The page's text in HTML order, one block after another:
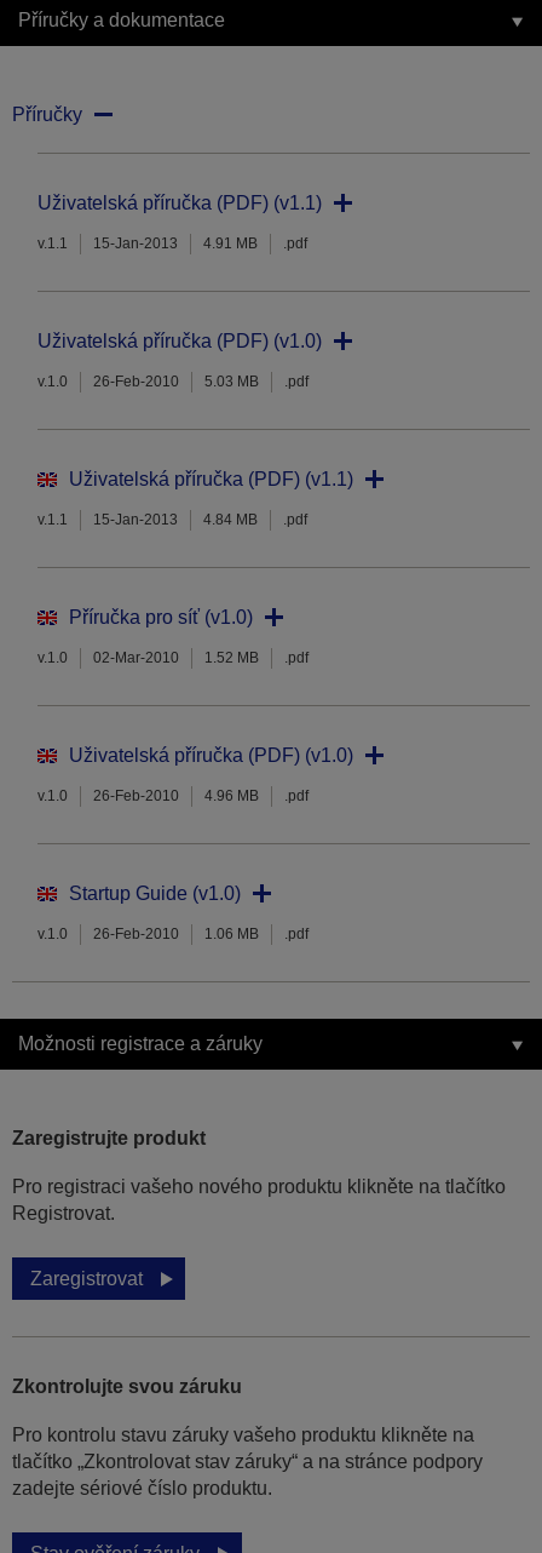
Příručky a dokumentace
Příručky
Uživatelská příručka (PDF) (v1.1)
v.1.1 15-Jan-2013 4.91 MB .pdf
Uživatelská příručka (PDF) (v1.0)
v.1.0 26-Feb-2010 5.03 MB .pdf
Uživatelská příručka (PDF) (v1.1)
v.1.1 15-Jan-2013 4.84 MB .pdf
Příručka pro síť (v1.0)
v.1.0 02-Mar-2010 1.52 MB .pdf
Uživatelská příručka (PDF) (v1.0)
v.1.0 26-Feb-2010 4.96 MB .pdf
Startup Guide (v1.0)
v.1.0 26-Feb-2010 1.06 MB .pdf
Možnosti registrace a záruky
Zaregistrujte produkt
Pro registraci vašeho nového produktu klikněte na tlačítko
Registrovat.
Zaregistrovat
Zkontrolujte svou záruku
Pro kontrolu stavu záruky vašeho produktu klikněte na
tlačítko „Zkontrolovat stav záruky“ a na stránce podpory
zadejte sériové číslo produktu.